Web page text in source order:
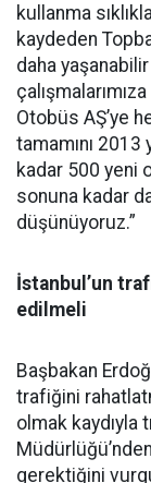
kullanma
kaydeden
daha
Otobüs AŞ’ye
tamamını 2013
kadar 500 yeni
sonuna kadar
düşünüyoruz.”
İstanbul’un
edilmeli
Başbakan
trafiğini
olmak kaydıyla
gerektiğini